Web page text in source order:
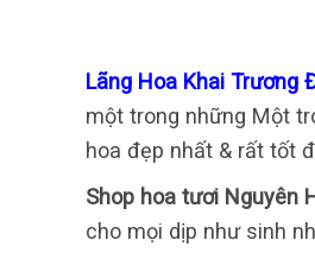
Lãng Hoa Khai Trương
một trong những Một
hoa đẹp nhất & rất tốt
Shop hoa tươi Nguyên
cho mọi dịp như sinh